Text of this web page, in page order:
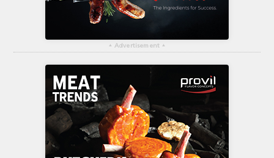
▴ Advertisement ▴